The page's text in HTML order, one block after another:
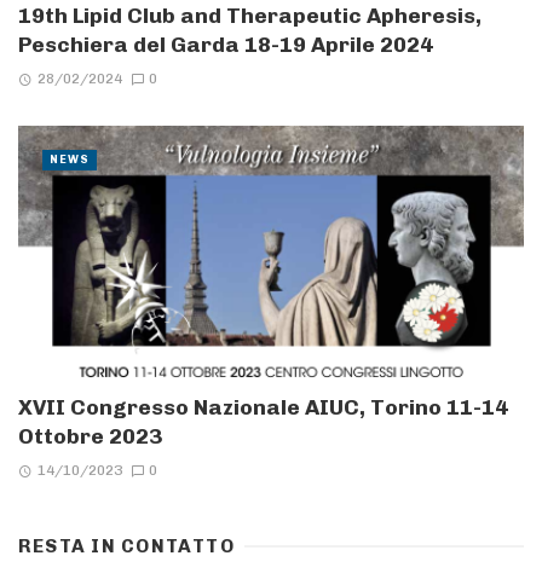
19th Lipid Club and Therapeutic Apheresis,
Peschiera del Garda 18-19 Aprile 2024
28/02/2024 0
XVII Congresso Nazionale AIUC, Torino 11-14
Ottobre 2023
14/10/2023 0
NEWS
RESTA IN CONTATTO